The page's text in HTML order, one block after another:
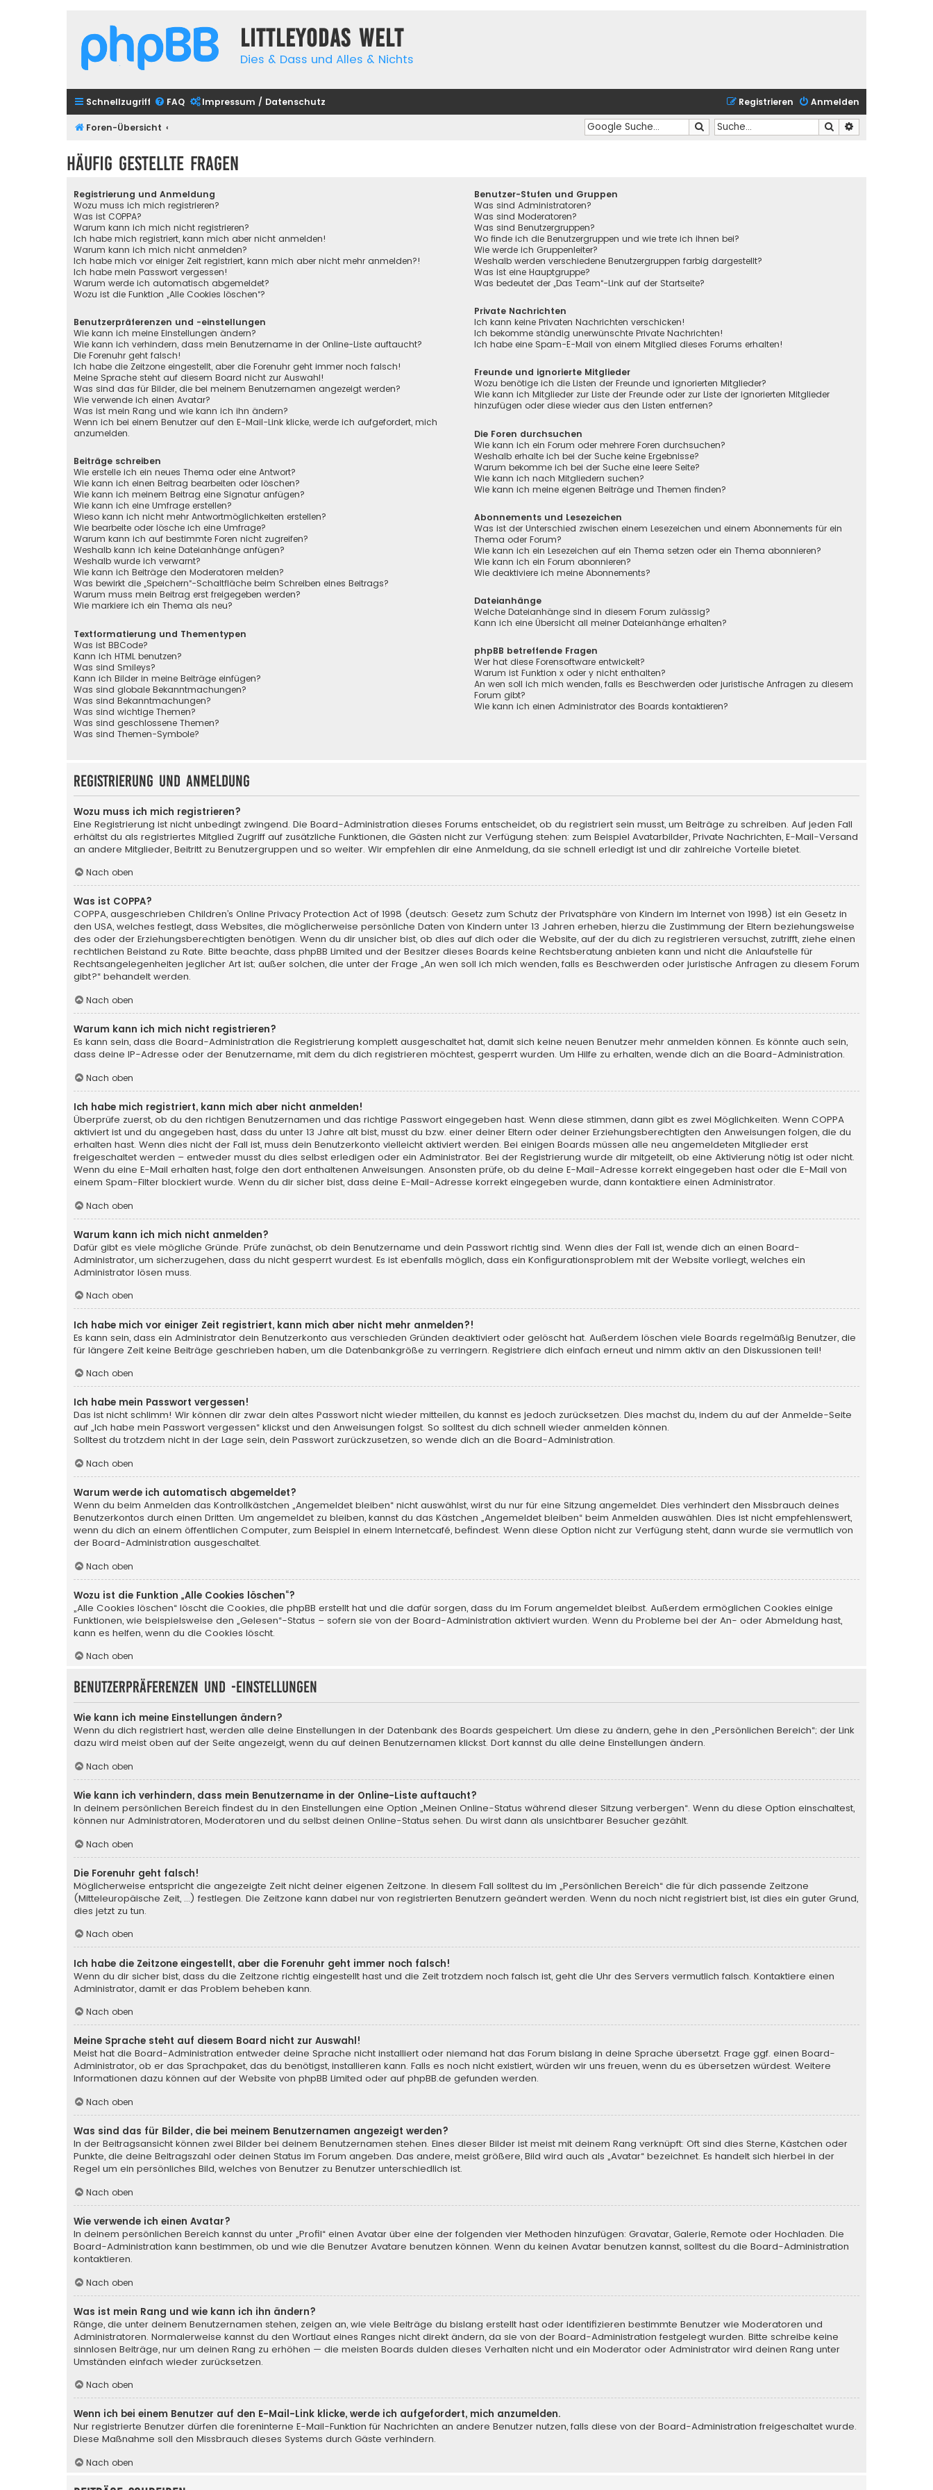
Littleyodas Welt
Dies & Dass und Alles & Nichts
Schnellzugriff FAQ Impressum / Datenschutz Anmelden
Registrieren
Foren-Übersicht Suche
Suche
Häufig gestellte Fragen
Registrierung und Anmeldung
Wozu muss ich mich registrieren?
Was ist COPPA?
Warum kann ich mich nicht registrieren?
Ich habe mich registriert, kann mich aber nicht anmelden!
Warum kann ich mich nicht anmelden?
Ich habe mich vor einiger Zeit registriert, kann mich aber nicht mehr anmelden?!
Ich habe mein Passwort vergessen!
Warum werde ich automatisch abgemeldet?
Wozu ist die Funktion „Alle Cookies löschen“?
Benutzerpräferenzen und -einstellungen
Wie kann ich meine Einstellungen ändern?
Wie kann ich verhindern, dass mein Benutzername in der Online-Liste auftaucht?
Die Forenuhr geht falsch!
Ich habe die Zeitzone eingestellt, aber die Forenuhr geht immer noch falsch!
Meine Sprache steht auf diesem Board nicht zur Auswahl!
Was sind das für Bilder, die bei meinem Benutzernamen angezeigt werden?
Wie verwende ich einen Avatar?
Was ist mein Rang und wie kann ich ihn ändern?
Wenn ich bei einem Benutzer auf den E-Mail-Link klicke, werde ich aufgefordert, mich
anzumelden.
Beiträge schreiben
Wie erstelle ich ein neues Thema oder eine Antwort?
Wie kann ich einen Beitrag bearbeiten oder löschen?
Wie kann ich meinem Beitrag eine Signatur anfügen?
Wie kann ich eine Umfrage erstellen?
Wieso kann ich nicht mehr Antwortmöglichkeiten erstellen?
Wie bearbeite oder lösche ich eine Umfrage?
Warum kann ich auf bestimmte Foren nicht zugreifen?
Weshalb kann ich keine Dateianhänge anfügen?
Weshalb wurde ich verwarnt?
Wie kann ich Beiträge den Moderatoren melden?
Was bewirkt die „Speichern“-Schaltfläche beim Schreiben eines Beitrags?
Warum muss mein Beitrag erst freigegeben werden?
Wie markiere ich ein Thema als neu?
Textformatierung und Thementypen
Was ist BBCode?
Kann ich HTML benutzen?
Was sind Smileys?
Kann ich Bilder in meine Beiträge einfügen?
Was sind globale Bekanntmachungen?
Was sind Bekanntmachungen?
Was sind wichtige Themen?
Was sind geschlossene Themen?
Was sind Themen-Symbole?
Benutzer-Stufen und Gruppen
Was sind Administratoren?
Was sind Moderatoren?
Was sind Benutzergruppen?
Wo finde ich die Benutzergruppen und wie trete ich ihnen bei?
Wie werde ich Gruppenleiter?
Weshalb werden verschiedene Benutzergruppen farbig dargestellt?
Was ist eine Hauptgruppe?
Was bedeutet der „Das Team“-Link auf der Startseite?
Private Nachrichten
Ich kann keine Privaten Nachrichten verschicken!
Ich bekomme ständig unerwünschte Private Nachrichten!
Ich habe eine Spam-E-Mail von einem Mitglied dieses Forums erhalten!
Freunde und ignorierte Mitglieder
Wozu benötige ich die Listen der Freunde und ignorierten Mitglieder?
Wie kann ich Mitglieder zur Liste der Freunde oder zur Liste der ignorierten Mitglieder
hinzufügen oder diese wieder aus den Listen entfernen?
Die Foren durchsuchen
Wie kann ich ein Forum oder mehrere Foren durchsuchen?
Weshalb erhalte ich bei der Suche keine Ergebnisse?
Warum bekomme ich bei der Suche eine leere Seite?
Wie kann ich nach Mitgliedern suchen?
Wie kann ich meine eigenen Beiträge und Themen finden?
Abonnements und Lesezeichen
Was ist der Unterschied zwischen einem Lesezeichen und einem Abonnements für ein
Thema oder Forum?
Wie kann ich ein Lesezeichen auf ein Thema setzen oder ein Thema abonnieren?
Wie kann ich ein Forum abonnieren?
Wie deaktiviere ich meine Abonnements?
Dateianhänge
Welche Dateianhänge sind in diesem Forum zulässig?
Kann ich eine Übersicht all meiner Dateianhänge erhalten?
phpBB betreffende Fragen
Wer hat diese Forensoftware entwickelt?
Warum ist Funktion x oder y nicht enthalten?
An wen soll ich mich wenden, falls es Beschwerden oder juristische Anfragen zu diesem
Forum gibt?
Wie kann ich einen Administrator des Boards kontaktieren?
Registrierung und Anmeldung
Wozu muss ich mich registrieren?
Eine Registrierung ist nicht unbedingt zwingend. Die Board-Administration dieses Forums entscheidet, ob du registriert sein musst, um Beiträge zu schreiben. Auf jeden Fall
erhältst du als registriertes Mitglied Zugriff auf zusätzliche Funktionen, die Gästen nicht zur Verfügung stehen: zum Beispiel Avatarbilder, Private Nachrichten, E-Mail-Versand
an andere Mitglieder, Beitritt zu Benutzergruppen und so weiter. Wir empfehlen dir eine Anmeldung, da sie schnell erledigt ist und dir zahlreiche Vorteile bietet.
Nach oben
Was ist COPPA?
COPPA, ausgeschrieben Children’s Online Privacy Protection Act of 1998 (deutsch: Gesetz zum Schutz der Privatsphäre von Kindern im Internet von 1998) ist ein Gesetz in
den USA, welches festlegt, dass Websites, die möglicherweise persönliche Daten von Kindern unter 13 Jahren erheben, hierzu die Zustimmung der Eltern beziehungsweise
des oder der Erziehungsberechtigten benötigen. Wenn du dir unsicher bist, ob dies auf dich oder die Website, auf der du dich zu registrieren versuchst, zutrifft, ziehe einen
rechtlichen Beistand zu Rate. Bitte beachte, dass phpBB Limited und der Besitzer dieses Boards keine Rechtsberatung anbieten kann und nicht die Anlaufstelle für
Rechtsangelegenheiten jeglicher Art ist; außer solchen, die unter der Frage „An wen soll ich mich wenden, falls es Beschwerden oder juristische Anfragen zu diesem Forum
gibt?“ behandelt werden.
Nach oben
Warum kann ich mich nicht registrieren?
Es kann sein, dass die Board-Administration die Registrierung komplett ausgeschaltet hat, damit sich keine neuen Benutzer mehr anmelden können. Es könnte auch sein,
dass deine IP-Adresse oder der Benutzername, mit dem du dich registrieren möchtest, gesperrt wurden. Um Hilfe zu erhalten, wende dich an die Board-Administration.
Nach oben
Ich habe mich registriert, kann mich aber nicht anmelden!
Überprüfe zuerst, ob du den richtigen Benutzernamen und das richtige Passwort eingegeben hast. Wenn diese stimmen, dann gibt es zwei Möglichkeiten. Wenn COPPA
aktiviert ist und du angegeben hast, dass du unter 13 Jahre alt bist, musst du bzw. einer deiner Eltern oder deiner Erziehungsberechtigten den Anweisungen folgen, die du
erhalten hast. Wenn dies nicht der Fall ist, muss dein Benutzerkonto vielleicht aktiviert werden. Bei einigen Boards müssen alle neu angemeldeten Mitglieder erst
freigeschaltet werden – entweder musst du dies selbst erledigen oder ein Administrator. Bei der Registrierung wurde dir mitgeteilt, ob eine Aktivierung nötig ist oder nicht.
Wenn du eine E-Mail erhalten hast, folge den dort enthaltenen Anweisungen. Ansonsten prüfe, ob du deine E-Mail-Adresse korrekt eingegeben hast oder die E-Mail von
einem Spam-Filter blockiert wurde. Wenn du dir sicher bist, dass deine E-Mail-Adresse korrekt eingegeben wurde, dann kontaktiere einen Administrator.
Nach oben
Warum kann ich mich nicht anmelden?
Dafür gibt es viele mögliche Gründe. Prüfe zunächst, ob dein Benutzername und dein Passwort richtig sind. Wenn dies der Fall ist, wende dich an einen Board-
Administrator, um sicherzugehen, dass du nicht gesperrt wurdest. Es ist ebenfalls möglich, dass ein Konfigurationsproblem mit der Website vorliegt, welches ein
Administrator lösen muss.
Nach oben
Ich habe mich vor einiger Zeit registriert, kann mich aber nicht mehr anmelden?!
Es kann sein, dass ein Administrator dein Benutzerkonto aus verschieden Gründen deaktiviert oder gelöscht hat. Außerdem löschen viele Boards regelmäßig Benutzer, die
für längere Zeit keine Beiträge geschrieben haben, um die Datenbankgröße zu verringern. Registriere dich einfach erneut und nimm aktiv an den Diskussionen teil!
Nach oben
Ich habe mein Passwort vergessen!
Das ist nicht schlimm! Wir können dir zwar dein altes Passwort nicht wieder mitteilen, du kannst es jedoch zurücksetzen. Dies machst du, indem du auf der Anmelde-Seite
auf „Ich habe mein Passwort vergessen“ klickst und den Anweisungen folgst. So solltest du dich schnell wieder anmelden können.
Solltest du trotzdem nicht in der Lage sein, dein Passwort zurückzusetzen, so wende dich an die Board-Administration.
Nach oben
Warum werde ich automatisch abgemeldet?
Wenn du beim Anmelden das Kontrollkästchen „Angemeldet bleiben“ nicht auswählst, wirst du nur für eine Sitzung angemeldet. Dies verhindert den Missbrauch deines
Benutzerkontos durch einen Dritten. Um angemeldet zu bleiben, kannst du das Kästchen „Angemeldet bleiben“ beim Anmelden auswählen. Dies ist nicht empfehlenswert,
wenn du dich an einem öffentlichen Computer, zum Beispiel in einem Internetcafé, befindest. Wenn diese Option nicht zur Verfügung steht, dann wurde sie vermutlich von
der Board-Administration ausgeschaltet.
Nach oben
Wozu ist die Funktion „Alle Cookies löschen“?
„Alle Cookies löschen“ löscht die Cookies, die phpBB erstellt hat und die dafür sorgen, dass du im Forum angemeldet bleibst. Außerdem ermöglichen Cookies einige
Funktionen, wie beispielsweise den „Gelesen“-Status – sofern sie von der Board-Administration aktiviert wurden. Wenn du Probleme bei der An- oder Abmeldung hast,
kann es helfen, wenn du die Cookies löscht.
Nach oben
Benutzerpräferenzen und -einstellungen
Wie kann ich meine Einstellungen ändern?
Wenn du dich registriert hast, werden alle deine Einstellungen in der Datenbank des Boards gespeichert. Um diese zu ändern, gehe in den „Persönlichen Bereich“; der Link
dazu wird meist oben auf der Seite angezeigt, wenn du auf deinen Benutzernamen klickst. Dort kannst du alle deine Einstellungen ändern.
Nach oben
Wie kann ich verhindern, dass mein Benutzername in der Online-Liste auftaucht?
In deinem persönlichen Bereich findest du in den Einstellungen eine Option „Meinen Online-Status während dieser Sitzung verbergen“. Wenn du diese Option einschaltest,
können nur Administratoren, Moderatoren und du selbst deinen Online-Status sehen. Du wirst dann als unsichtbarer Besucher gezählt.
Nach oben
Die Forenuhr geht falsch!
Möglicherweise entspricht die angezeigte Zeit nicht deiner eigenen Zeitzone. In diesem Fall solltest du im „Persönlichen Bereich“ die für dich passende Zeitzone
(Mitteleuropäische Zeit, ...) festlegen. Die Zeitzone kann dabei nur von registrierten Benutzern geändert werden. Wenn du noch nicht registriert bist, ist dies ein guter Grund,
dies jetzt zu tun.
Nach oben
Ich habe die Zeitzone eingestellt, aber die Forenuhr geht immer noch falsch!
Wenn du dir sicher bist, dass du die Zeitzone richtig eingestellt hast und die Zeit trotzdem noch falsch ist, geht die Uhr des Servers vermutlich falsch. Kontaktiere einen
Administrator, damit er das Problem beheben kann.
Nach oben
Meine Sprache steht auf diesem Board nicht zur Auswahl!
Meist hat die Board-Administration entweder deine Sprache nicht installiert oder niemand hat das Forum bislang in deine Sprache übersetzt. Frage ggf. einen Board-
Administrator, ob er das Sprachpaket, das du benötigst, installieren kann. Falls es noch nicht existiert, würden wir uns freuen, wenn du es übersetzen würdest. Weitere
Informationen dazu können auf der Website von phpBB Limited oder auf phpBB.de gefunden werden.
Nach oben
Was sind das für Bilder, die bei meinem Benutzernamen angezeigt werden?
In der Beitragsansicht können zwei Bilder bei deinem Benutzernamen stehen. Eines dieser Bilder ist meist mit deinem Rang verknüpft: Oft sind dies Sterne, Kästchen oder
Punkte, die deine Beitragszahl oder deinen Status im Forum angeben. Das andere, meist größere, Bild wird auch als „Avatar“ bezeichnet. Es handelt sich hierbei in der
Regel um ein persönliches Bild, welches von Benutzer zu Benutzer unterschiedlich ist.
Nach oben
Wie verwende ich einen Avatar?
In deinem persönlichen Bereich kannst du unter „Profil“ einen Avatar über eine der folgenden vier Methoden hinzufügen: Gravatar, Galerie, Remote oder Hochladen. Die
Board-Administration kann bestimmen, ob und wie die Benutzer Avatare benutzen können. Wenn du keinen Avatar benutzen kannst, solltest du die Board-Administration
kontaktieren.
Nach oben
Was ist mein Rang und wie kann ich ihn ändern?
Ränge, die unter deinem Benutzernamen stehen, zeigen an, wie viele Beiträge du bislang erstellt hast oder identifizieren bestimmte Benutzer wie Moderatoren und
Administratoren. Normalerweise kannst du den Wortlaut eines Ranges nicht direkt ändern, da sie von der Board-Administration festgelegt wurden. Bitte schreibe keine
sinnlosen Beiträge, nur um deinen Rang zu erhöhen — die meisten Boards dulden dieses Verhalten nicht und ein Moderator oder Administrator wird deinen Rang unter
Umständen einfach wieder zurücksetzen.
Nach oben
Wenn ich bei einem Benutzer auf den E-Mail-Link klicke, werde ich aufgefordert, mich anzumelden.
Nur registrierte Benutzer dürfen die foreninterne E-Mail-Funktion für Nachrichten an andere Benutzer nutzen, falls diese von der Board-Administration freigeschaltet wurde.
Diese Maßnahme soll den Missbrauch dieses Systems durch Gäste verhindern.
Nach oben